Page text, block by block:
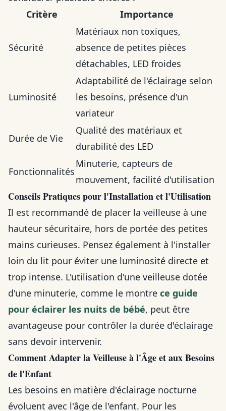
Critère
Importance
Sécurité
Matériaux non toxiques,
absence de petites pièces
détachables, LED froides
Luminosité
Adaptabilité de l'éclairage selon
les besoins, présence d'un
variateur
Durée de Vie
Qualité des matériaux et
durabilité des LED
Fonctionnalités
Minuterie, capteurs de
mouvement, facilité d'utilisation
Conseils Pratiques pour l'Installation et l'Utilisation
Il est recommandé de placer la veilleuse à une
hauteur sécuritaire, hors de portée des petites
mains curieuses. Pensez également à l'installer
loin du lit pour éviter une luminosité directe et
trop intense. L'utilisation d'une veilleuse dotée
d'une minuterie, comme le montre ce guide
pour éclairer les nuits de bébé, peut être
avantageuse pour contrôler la durée d'éclairage
sans devoir intervenir.
Comment Adapter la Veilleuse à l'Âge et aux Besoins
de l'Enfant
Les besoins en matière d'éclairage nocturne
évoluent avec l'âge de l'enfant. Pour les